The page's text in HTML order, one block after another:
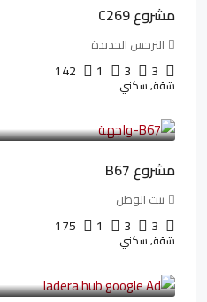
مشروع C269
النرجس الجديدة
3
3
1
142
شقة, سكني
4,550,000LE
مشروع B67
بيت الوطن
3
3
1
175
شقة, سكني
13,912,288LE